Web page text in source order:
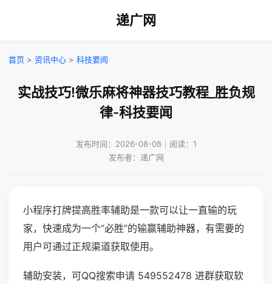
递广网
首页 > 资讯中心 > 科技要闻
实战技巧!微乐麻将神器技巧教程_胜负规
律-科技要闻
发布时间：2026-08-08｜阅读：1
发布者：递广网
小程序打牌提高胜率辅助是一款可以让一直输的玩
家，快速成为一个“必胜”的输赢辅助神器，有需要的
用户可通过正规渠道获取使用。
辅助安装，可QQ搜索申请 549552478 进群获取软